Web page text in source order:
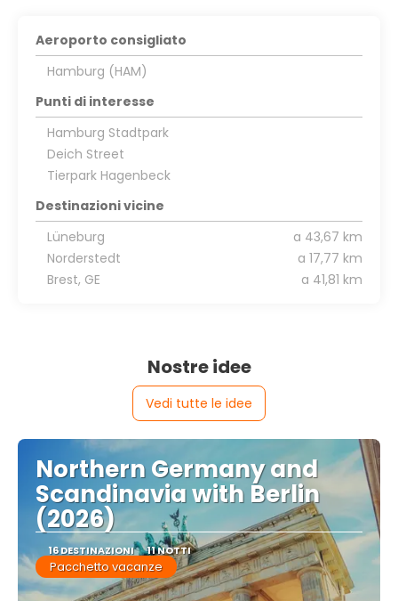
Aeroporto consigliato
Hamburg (HAM)
Punti di interesse
Hamburg Stadtpark
Deich Street
Tierpark Hagenbeck
Destinazioni vicine
Lüneburg
a 43,67 km
Norderstedt
a 17,77 km
Brest, GE
a 41,81 km
Nostre idee
Vedi tutte le idee
Northern Germany and
Scandinavia with Berlin
(2026)
16 DESTINAZIONI 11 NOTTI
Pacchetto vacanze